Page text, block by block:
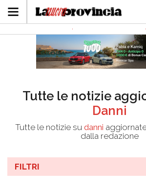
Tutte le notizie
Danni
Tutte le notizie su danni
dalla redazione
FILTRI